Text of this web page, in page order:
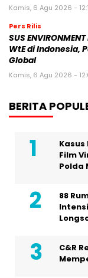
Kamis, 6 Agu 2026 -
Pers Rilis
SUS
WtE di Indonesia,
Global
Kamis, 6 Agu 2026 -
BERITA
Kasus
Film
Polda
88
C&R